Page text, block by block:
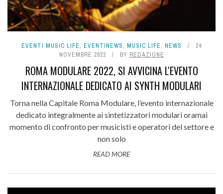
EVENTI MUSIC LIFE, EVENTINEWS, MUSIC LIFE, NEWS
24
NOVEMBRE 2022
BY REDAZIONE
ROMA MODULARE 2022, SI AVVICINA L'EVENTO
INTERNAZIONALE DEDICATO AI SYNTH MODULARI
Torna nella Capitale Roma Modulare, l’evento internazionale
dedicato integralmente ai sintetizzatori modulari oramai
momento di confronto per musicisti e operatori del settore e
non solo
READ MORE